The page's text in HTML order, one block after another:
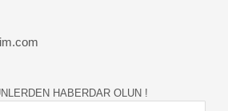
HABERDAR OLUN !